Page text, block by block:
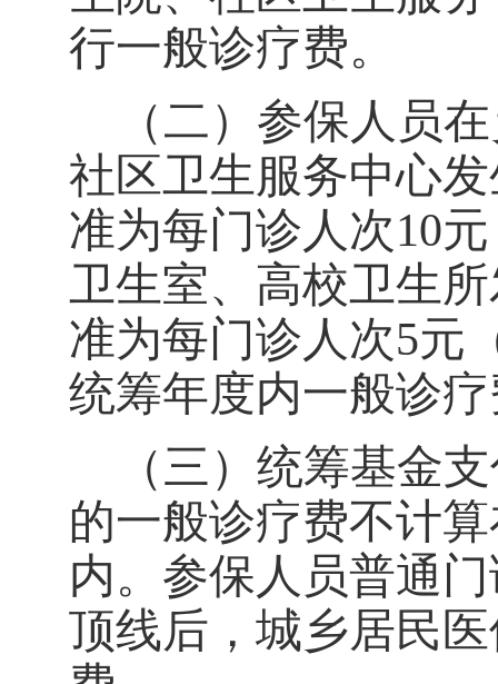
行一般诊疗费。
（二）参保人员
社区卫生服务中心
准为每门诊人次10
卫生室、高校卫生
准为每门诊人次5元
统筹年度内一般诊
（三）统筹基金
的一般诊疗费不计
内。参保人员普通
顶线后，城乡居民